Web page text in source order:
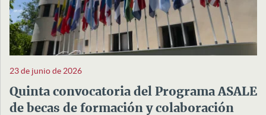
23 de junio de 2026
Quinta convocatoria del Programa ASALE
de becas de formación y colaboración